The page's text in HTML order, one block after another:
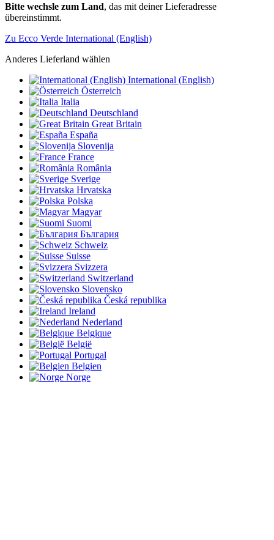
Bitte wechsle zum Land, das mit deiner Lieferadresse
übereinstimmt.
Zu Ecco Verde International (English)
Anderes Lieferland wählen
International (English)
Österreich
Italia
Deutschland
Great Britain
España
Slovenija
France
România
Sverige
Hrvatska
Polska
Magyar
Suomi
България
Schweiz
Suisse
Svizzera
Switzerland
Slovensko
Česká republika
Ireland
Nederland
Belgique
België
Portugal
Belgien
Norge